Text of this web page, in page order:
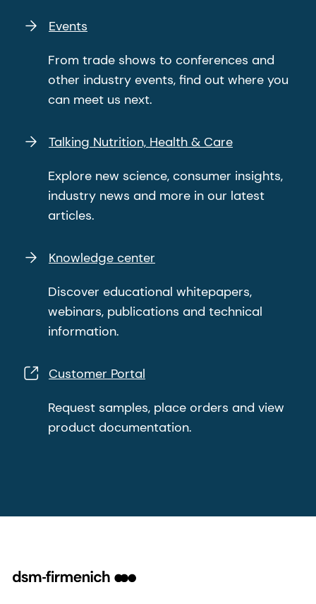
1368.
8. Elison, E. et al, Oral supplementation of healthy
neotetraose is well tolerated and shifts the
intestinal microbiota, 2016, Br J Nutr; 116(8):1356-
Events
From trade shows to conferences and
other industry events, find out where you
can meet us next.
Talking Nutrition, Health & Care
Explore new science, consumer insights,
industry news and more in our latest
articles.
Knowledge center
Discover educational whitepapers,
webinars, publications and technical
information.
Customer Portal
Request samples, place orders and view
product documentation.